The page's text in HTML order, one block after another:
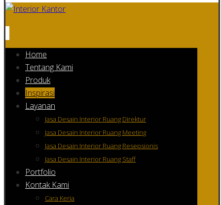
Home
Tentang Kami
Produk
Inspirasi
Layanan
Jasa Desain Interior Ruang Direktur
Jasa Desain Interior Ruang Meeting
Jasa Desain Interior Ruang Resepsionis
Jasa Desain Interior Ruang Staff
Portfolio
Kontak Kami
Cara Kerja